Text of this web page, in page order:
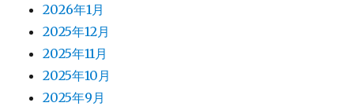
2026年1月
2025年12月
2025年11月
2025年10月
2025年9月